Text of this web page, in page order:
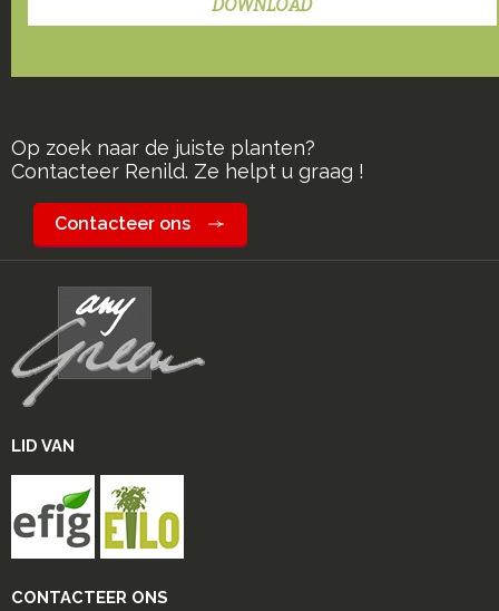
Op zoek naar de juiste planten?
Contacteer Renild. Ze helpt u graag !
Contacteer ons
LID VAN
CONTACTEER ONS